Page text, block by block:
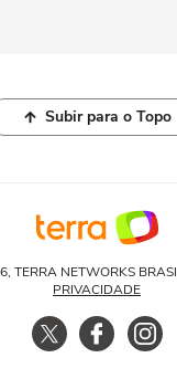
Subir para o Topo
TERRA NETWORKS
PRIVACIDADE